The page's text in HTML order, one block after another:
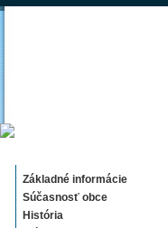
Základné informácie
Súčasnosť obce
História